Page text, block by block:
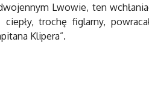
Lwowie, ten
trochę figlarny,
Klipera”.